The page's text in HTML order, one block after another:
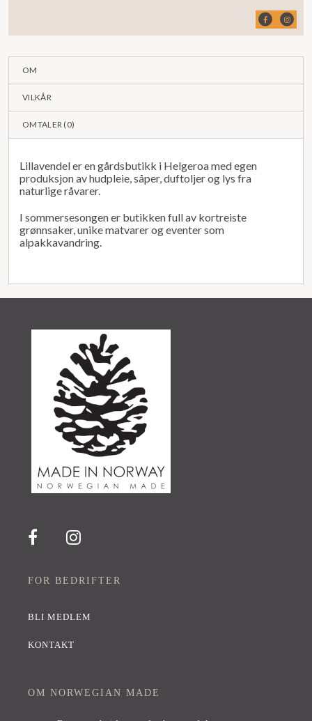
OM
VILKÅR
OMTALER (0)
Lillavendel er en gårdsbutikk i Helgeroa med egen
produksjon av hudpleie, såper, duftoljer og lys fra
naturlige råvarer.
I sommersesongen er butikken full av kortreiste
grønnsaker, unike matvarer og eventer som
alpakkavandring.
FOR BEDRIFTER
BLI MEDLEM
KONTAKT
OM NORWEGIAN MADE